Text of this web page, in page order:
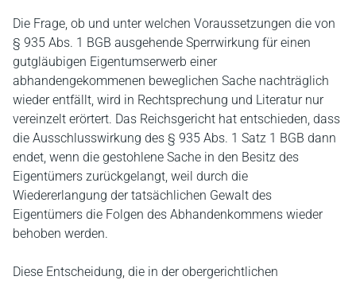
Die Frage, ob und unter welchen Voraussetzungen die von
§ 935 Abs. 1 BGB ausgehende Sperrwirkung für einen
gutgläubigen Eigentumserwerb einer
abhandengekommenen beweglichen Sache nachträglich
wieder entfällt, wird in Rechtsprechung und Literatur nur
vereinzelt erörtert. Das Reichsgericht hat entschieden, dass
die Ausschlusswirkung des § 935 Abs. 1 Satz 1 BGB dann
endet, wenn die gestohlene Sache in den Besitz des
Eigentümers zurückgelangt, weil durch die
Wiedererlangung der tatsächlichen Gewalt des
Eigentümers die Folgen des Abhandenkommens wieder
behoben werden.
Diese Entscheidung, die in der obergerichtlichen